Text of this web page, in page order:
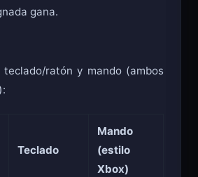
gana.
teclado/ratón y mando (ambos
Teclado
Mando
(estilo
Xbox)